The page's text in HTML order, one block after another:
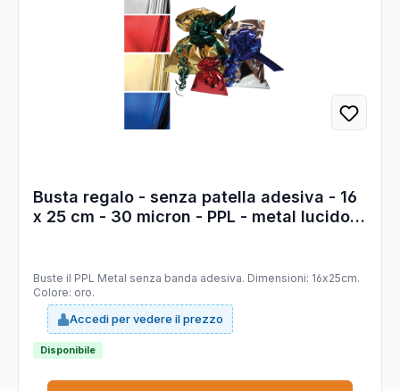
Busta regalo - senza patella adesiva - 16
x 25 cm - 30 micron - PPL - metal lucido -
Buste il PPL Metal senza banda adesiva. Dimensioni: 16x25cm.
Colore: oro.
Accedi per vedere il prezzo
Disponibile